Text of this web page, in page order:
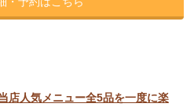
店人気メニュー全5品を一度に楽